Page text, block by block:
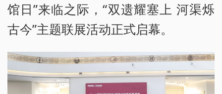
馆日”来临之际，“双遗耀塞上 河渠烁
古今”主题联展活动正式启幕。